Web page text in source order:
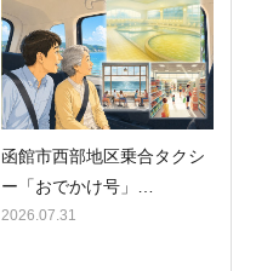
函館市西部地区乗合タクシ
ー「おでかけ号」…
2026.07.31